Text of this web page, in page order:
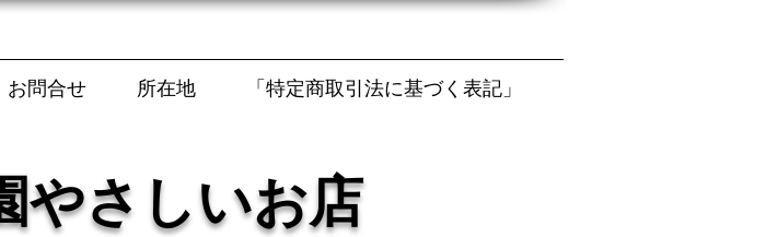
お問合せ 所在地 「特定商取引法に基づく表記」
やさしいお店